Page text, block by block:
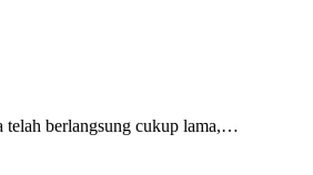
telah berlangsung cukup lama,…